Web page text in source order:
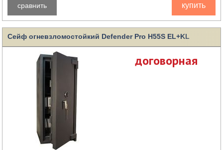
купить
сравнить
Сейф огневзломостойкий Defender Pro H55S EL+KL
договорная